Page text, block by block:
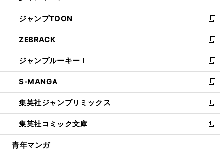
開
く
ウ
で
開
く
ン
ド
ウ
で
開
く
ウ
ィ
ン
ド
ウ
で
開
く
し
い
ウ
ィ
ン
ド
ウ
で
開
く
ジャンプTOON
新
し
い
ウ
ィ
ン
ド
ウ
で
開
く
ZEBRACK
新
し
い
ウ
ィ
ン
ド
ウ
で
開
ジャンプルーキー！
新
し
い
ウ
ィ
ン
ド
ウ
S-MANGA
新
し
い
ウ
ィ
ン
集英社ジャンプリミックス
新
し
い
ウ
集英社コミック文庫
新
し
青年マンガ